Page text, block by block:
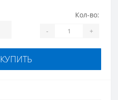
Кол-во:
- +
КУПИТЬ